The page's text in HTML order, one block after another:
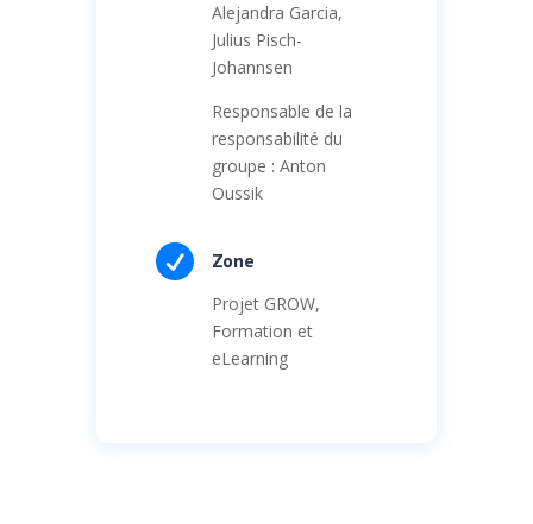
Alejandra Garcia,
Julius Pisch-
Johannsen
Responsable de la
responsabilité du
groupe : Anton
Oussik
 Zone
Projet GROW,
Formation et
eLearning